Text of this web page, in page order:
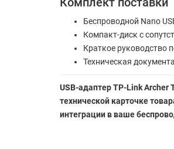
Комплект поставки
Беспроводной Nano
Компакт-диск с
Краткое руководство
Техническая
USB-адаптер TP-Link Archer
технической карточке
интеграции в ваше